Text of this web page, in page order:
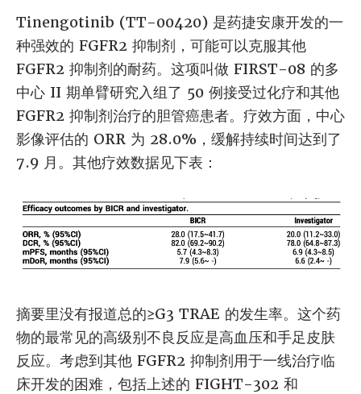
Tinengotinib (TT-00420) 是药捷安康开发的一
种强效的 FGFR2 抑制剂，可能可以克服其他
FGFR2 抑制剂的耐药。这项叫做 FIRST-08 的多
中心 II 期单臂研究入组了 50 例接受过化疗和其他
FGFR2 抑制剂治疗的胆管癌患者。疗效方面，中心
影像评估的 ORR 为 28.0%，缓解持续时间达到了
7.9 月。其他疗效数据见下表：
摘要里没有报道总的≥G3 TRAE 的发生率。这个药
物的最常见的高级别不良反应是高血压和手足皮肤
反应。考虑到其他 FGFR2 抑制剂用于一线治疗临
床开发的困难，包括上述的 FIGHT-302 和